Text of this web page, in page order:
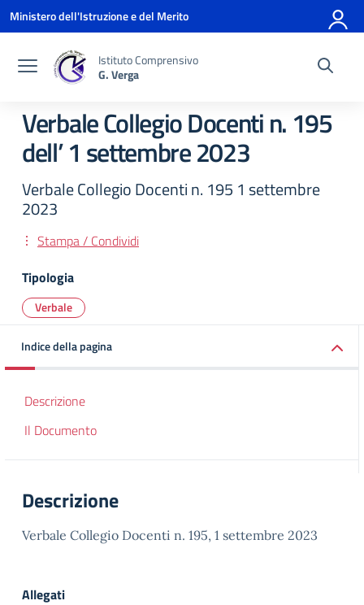
Vai ai contenuti
Vai al menu di navigazione
Vai al footer
Ministero dell'Istruzione e del Merito
Istituto Comprensivo
G. Verga
Verbale Collegio Docenti n. 195
dell’ 1 settembre 2023
Verbale Collegio Docenti n. 195 1 settembre
2023
Stampa / Condividi
Tipologia
Verbale
Indice della pagina
Descrizione
Il Documento
Descrizione
Verbale Collegio Docenti n. 195, 1 settembre 2023
Allegati